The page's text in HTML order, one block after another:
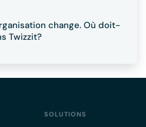
change. Où doit-
Twizzit?
SOLUTIONS